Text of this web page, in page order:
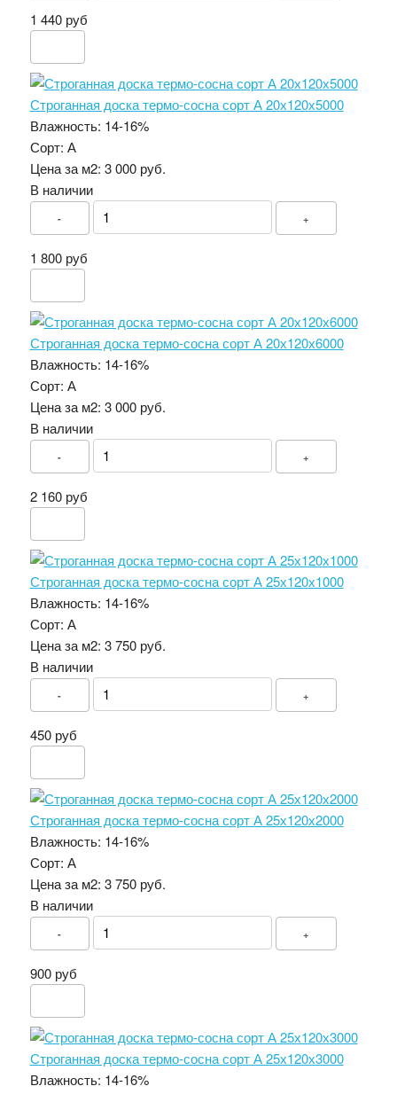
1 440 руб
Строганная доска термо-сосна сорт А 20х120х5000
Влажность: 14-16%
Сорт: А
Цена за м2: 3 000 руб.
В наличии
- +
1 800 руб
Строганная доска термо-сосна сорт А 20х120х6000
Влажность: 14-16%
Сорт: А
Цена за м2: 3 000 руб.
В наличии
- +
2 160 руб
Строганная доска термо-сосна сорт А 25х120х1000
Влажность: 14-16%
Сорт: А
Цена за м2: 3 750 руб.
В наличии
- +
450 руб
Строганная доска термо-сосна сорт А 25х120х2000
Влажность: 14-16%
Сорт: А
Цена за м2: 3 750 руб.
В наличии
- +
900 руб
Строганная доска термо-сосна сорт А 25х120х3000
Влажность: 14-16%